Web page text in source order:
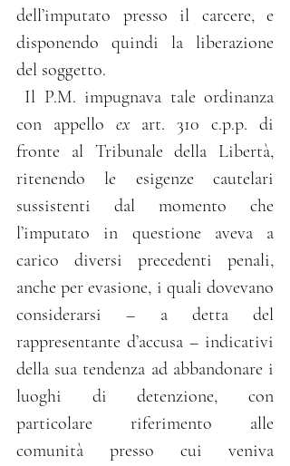
dell’imputato presso il carcere, e
disponendo quindi la liberazione
del soggetto.
con appello ex art. 310 c.p.p. di
fronte al Tribunale della Libertà,
ritenendo le esigenze cautelari
sussistenti dal momento che
l’imputato in questione aveva a
carico diversi precedenti penali,
anche per evasione, i quali dovevano
considerarsi – a detta del
rappresentante d’accusa – indicativi
della sua tendenza ad abbandonare i
luoghi di detenzione, con
particolare riferimento alle
comunità presso cui veniva